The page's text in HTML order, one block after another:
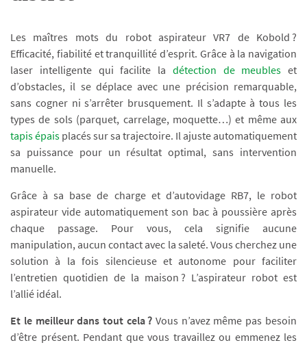
Les maîtres mots du robot aspirateur VR7 de Kobold ?
Efficacité, fiabilité et tranquillité d’esprit. Grâce à la navigation
laser intelligente qui facilite la détection de meubles et
d’obstacles, il se déplace avec une précision remarquable,
sans cogner ni s’arrêter brusquement. Il s’adapte à tous les
types de sols (parquet, carrelage, moquette…) et même aux
tapis épais placés sur sa trajectoire. Il ajuste automatiquement
sa puissance pour un résultat optimal, sans intervention
manuelle.
Grâce à sa base de charge et d’autovidage RB7, le robot
aspirateur vide automatiquement son bac à poussière après
chaque passage. Pour vous, cela signifie aucune
manipulation, aucun contact avec la saleté. Vous cherchez une
solution à la fois silencieuse et autonome pour faciliter
l’entretien quotidien de la maison ? L’aspirateur robot est
l’allié idéal.
Et le meilleur dans tout cela? Vous n’avez même pas besoin
d’être présent. Pendant que vous travaillez ou emmenez les